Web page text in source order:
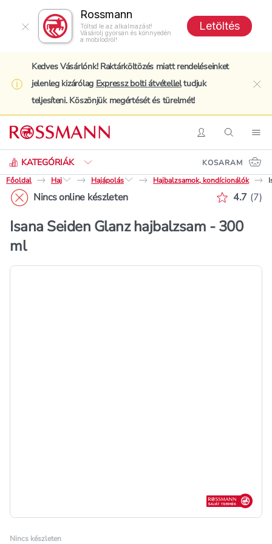
Rossmann
Töltsd le az alkalmazást!
Vásárolj gyorsan és könnyedén
a mobilodról!
Letöltés
Kedves Vásárlónk! Raktárköltözés miatt rendeléseinket
jelenleg kizárólag Expressz bolti átvételleltudjuk
teljesíteni. Köszönjük megértését és türelmét!
BelépésKeresés
KATEGÓRIÁK
Keresés
KOSARAM
Főoldal
Haj Hajápolás Hajbalzsamok, kondícionálók
Nincs online készleten 4.7 (7)
Isana Seiden Glanz hajbalzsam - 300
ml
Rossmann
Nincs készleten